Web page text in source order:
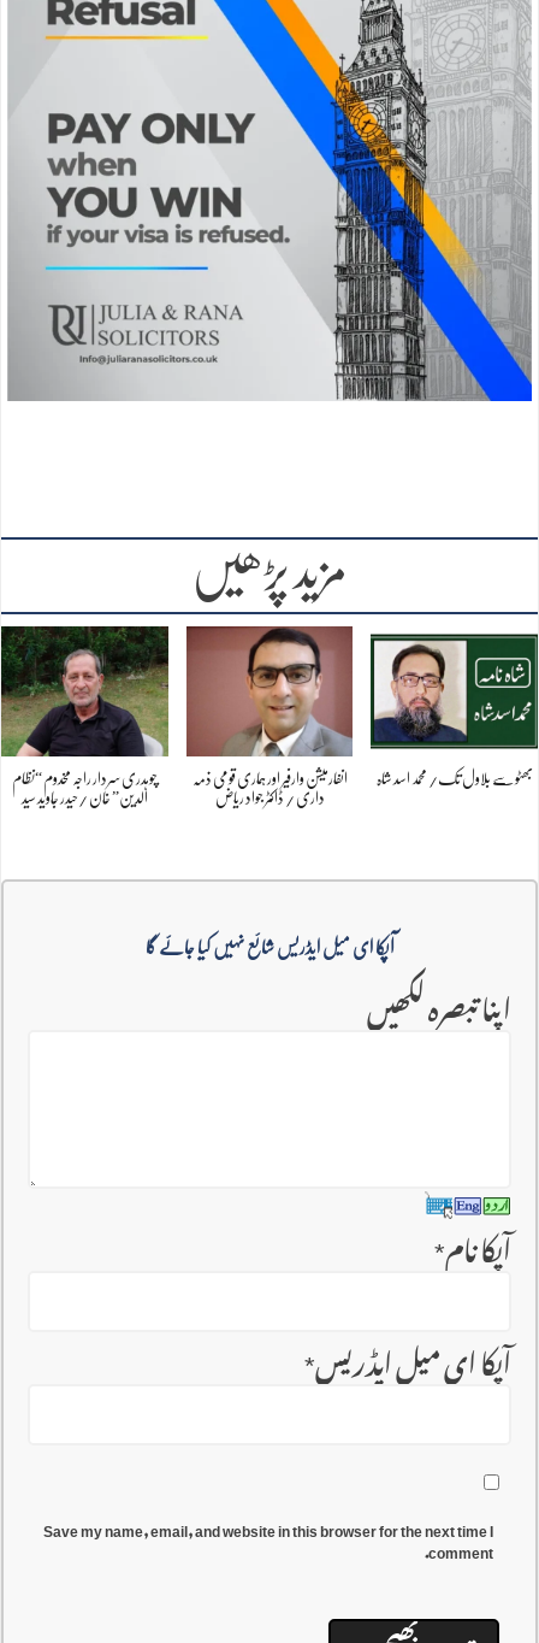
مزید پڑھیں
بھٹو سے بلاول تک/ محمد اسد شاہ
انفارمیشن وارفیر اور ہماری قومی ذمہ
داری / ڈاکٹر جواد ریاض
چوہدری سردار راجہ مخدوم “نظام
الدین” خان /حیدر جاوید سید
آپکا ای میل ایڈریس شائع نہیں کیا جائے گا
اپنا تبصرہ لکھیں
آپکا نام*
آپکا ای میل ایڈریس*
Save my name, email, and website in this browser for the next time I
comment.